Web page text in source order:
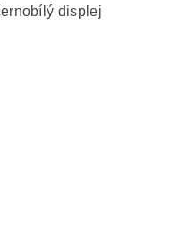
displej